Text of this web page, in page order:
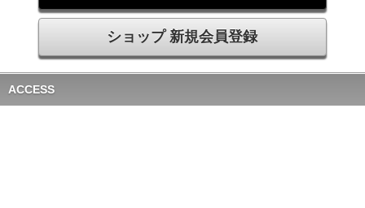
ショップ 新規会員登録
ACCESS